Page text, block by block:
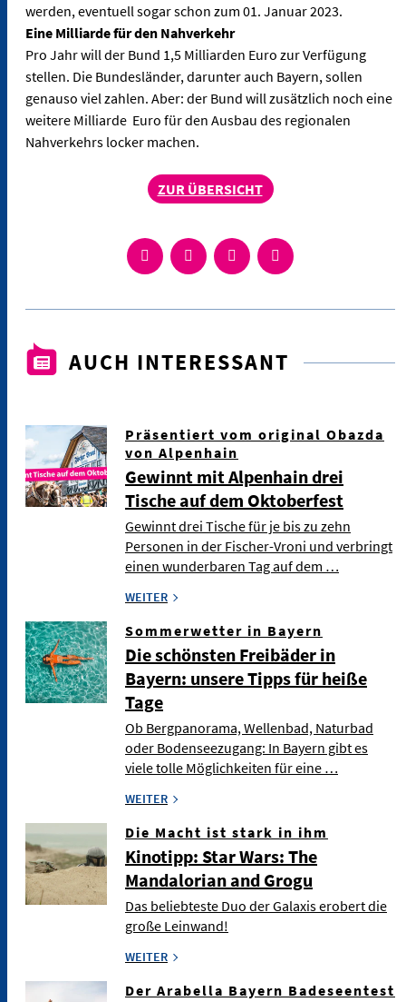
werden, eventuell sogar schon zum 01. Januar 2023.
Eine Milliarde für den Nahverkehr
Pro Jahr will der Bund 1,5 Milliarden Euro zur Verfügung
stellen. Die Bundesländer, darunter auch Bayern, sollen
genauso viel zahlen. Aber: der Bund will zusätzlich noch eine
weitere Milliarde Euro für den Ausbau des regionalen
Nahverkehrs locker machen.
ZUR ÜBERSICHT
AUCH INTERESSANT
Präsentiert vom original Obazda
von Alpenhain
Gewinnt mit Alpenhain drei
Tische auf dem Oktoberfest
Gewinnt drei Tische für je bis zu zehn
Personen in der Fischer-Vroni und verbringt
einen wunderbaren Tag auf dem …
WEITER
Sommerwetter in Bayern
Die schönsten Freibäder in
Bayern: unsere Tipps für heiße
Tage
Ob Bergpanorama, Wellenbad, Naturbad
oder Bodenseezugang: In Bayern gibt es
viele tolle Möglichkeiten für eine …
WEITER
Die Macht ist stark in ihm
Kinotipp: Star Wars: The
Mandalorian and Grogu
Das beliebteste Duo der Galaxis erobert die
große Leinwand!
WEITER
Der Arabella Bayern Badeseentest